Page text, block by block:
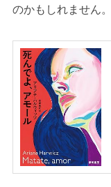
のかもしれません。